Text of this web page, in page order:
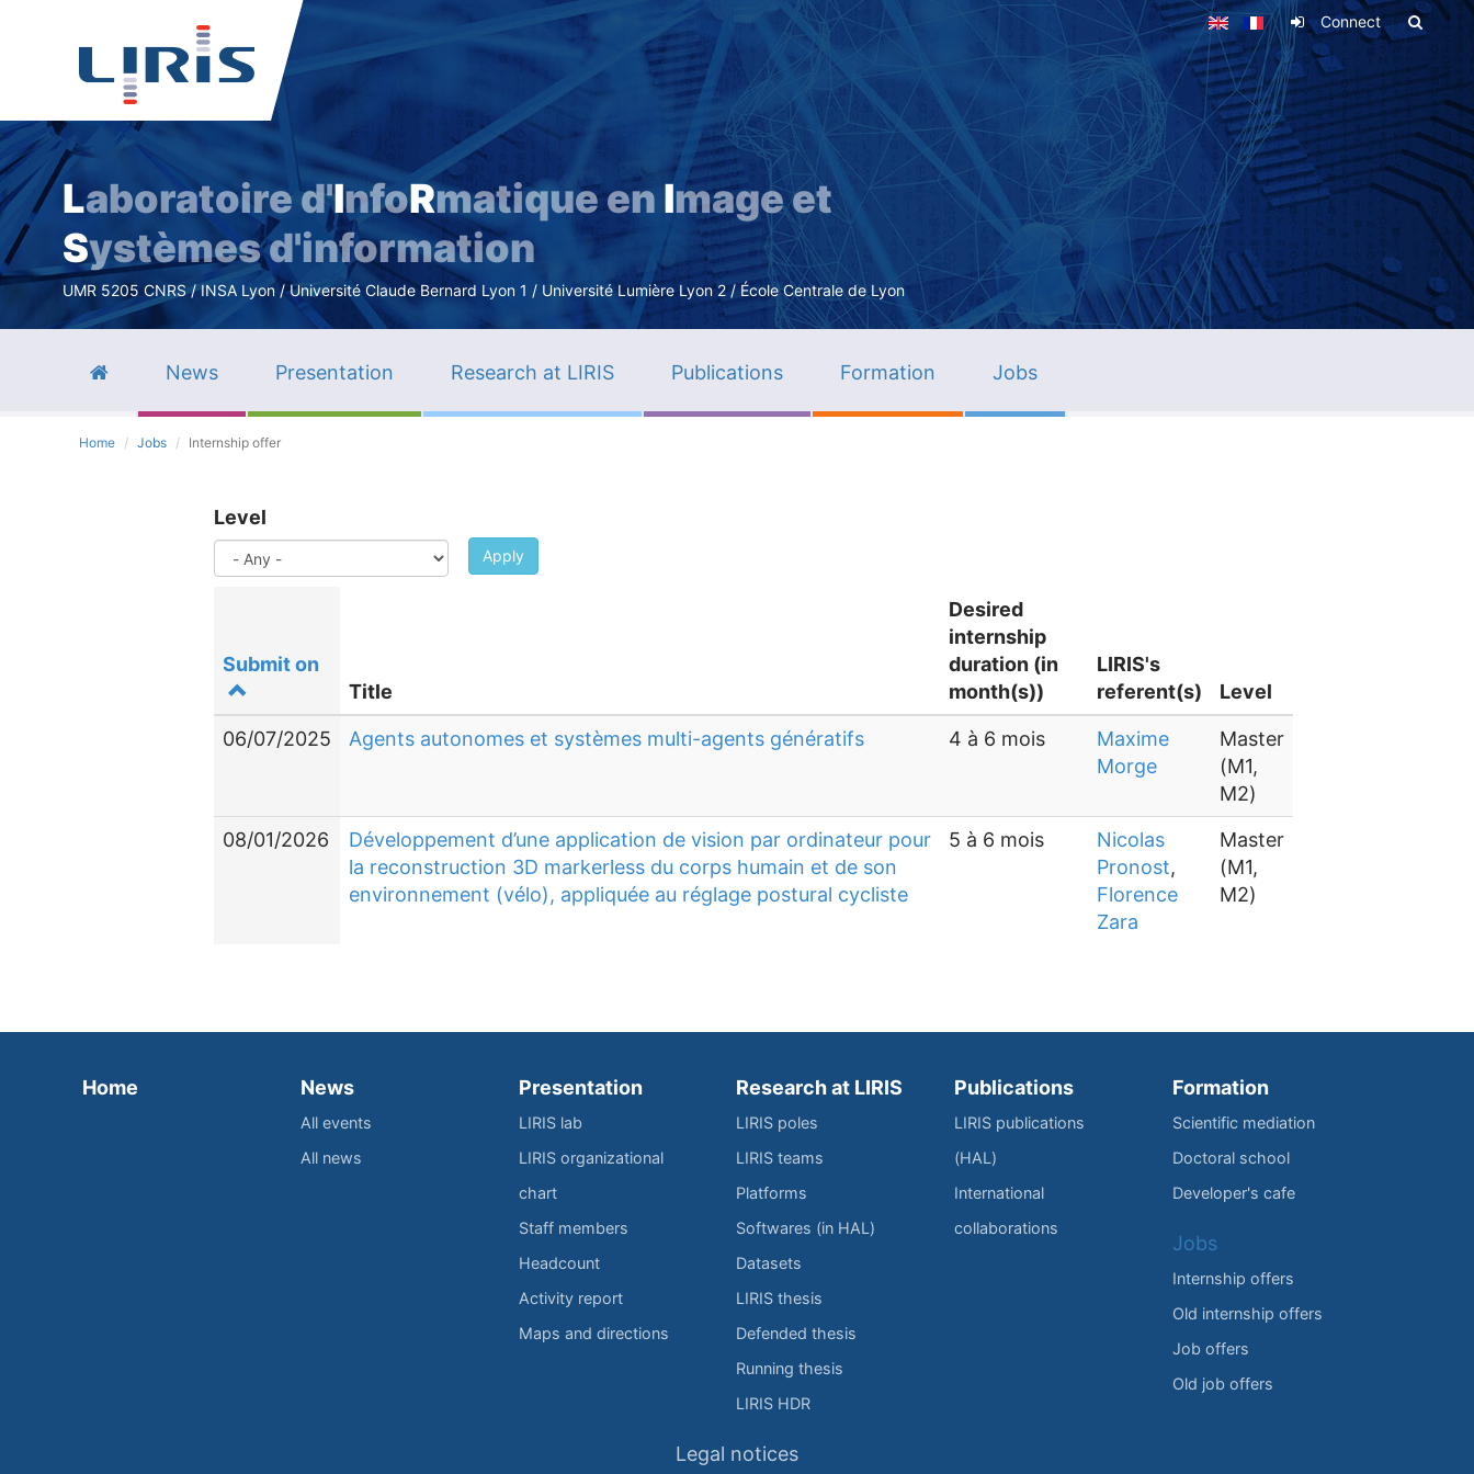
Skip
main
content
Connect
Laboratoire d'InfoRmatique en Image et
Systèmes d'information
UMR 5205 CNRS / INSA Lyon / Université Claude Bernard Lyon 1 / Université Lumière Lyon 2 / École Centrale de Lyon
News Presentation Research at LIRIS Publications Formation Jobs
Home Jobs Internship offer
Level
Apply
Submit on
Title
Desired
internship
duration (in
month(s))
LIRIS's
referent(s)
Level
06/07/2025 Agents autonomes et systèmes multi-agents génératifs 4 à 6 mois
Maxime
Morge
Master
(M1,
M2)
08/01/2026
Développement d’une application de vision par ordinateur pour
la reconstruction 3D markerless du corps humain et de son
environnement (vélo), appliquée au réglage postural cycliste
5 à 6 mois
Nicolas
Pronost,
Florence
Zara
Master
(M1,
M2)
Home News
All events
All news
Presentation
LIRIS lab
LIRIS organizational
chart
Staff members
Headcount
Activity report
Maps and directions
Research at LIRIS
LIRIS poles
LIRIS teams
Platforms
Softwares (in HAL)
Datasets
LIRIS thesis
Defended thesis
Running thesis
LIRIS HDR
Publications
LIRIS publications
(HAL)
International
collaborations
Formation
Scientific mediation
Doctoral school
Developer's cafe
Jobs
Internship offers
Old internship offers
Job offers
Old job offers
Legal notices